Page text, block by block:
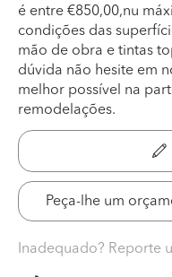
é entre €850,00,nu
condições das
mão de obra e tintas
dúvida não hesite em
melhor possível na
remodelações.
Peça-lhe um
Inadequado? Reporte